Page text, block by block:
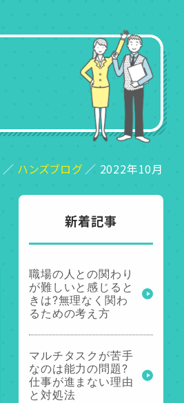
ハンズブログ 2022年10月
新着記事
職場の人との関わり
が難しいと感じると
きは?無理なく関わ
るための考え方
マルチタスクが苦手
なのは能力の問題?
仕事が進まない理由
と対処法